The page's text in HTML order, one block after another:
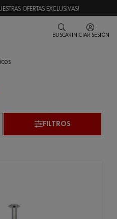
OFERTAS EXCLUSIVAS!
BUSCAR INICIAR SESIÓN
FILTROS